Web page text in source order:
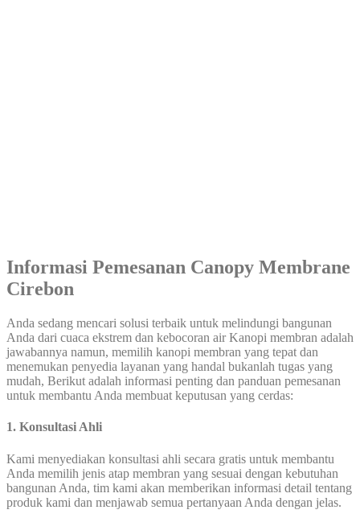
Informasi Pemesanan Canopy Membrane
Cirebon
Anda sedang mencari solusi terbaik untuk melindungi bangunan
Anda dari cuaca ekstrem dan kebocoran air Kanopi membran adalah
jawabannya namun, memilih kanopi membran yang tepat dan
menemukan penyedia layanan yang handal bukanlah tugas yang
mudah, Berikut adalah informasi penting dan panduan pemesanan
untuk membantu Anda membuat keputusan yang cerdas:
1. Konsultasi Ahli
Kami menyediakan konsultasi ahli secara gratis untuk membantu
Anda memilih jenis atap membran yang sesuai dengan kebutuhan
bangunan Anda, tim kami akan memberikan informasi detail tentang
produk kami dan menjawab semua pertanyaan Anda dengan jelas.